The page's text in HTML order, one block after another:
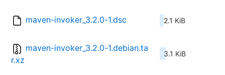
maven-invoker_3.2.0-1.dsc 2.1 KiB
maven-invoker_3.2.0-1.debian.ta
r.xz
3.1 KiB